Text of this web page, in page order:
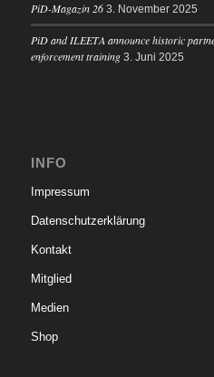
PiD-Magazin 26 3. November 2025
PiD and ILEETA announce historic
enforcement training 3. Juni 2025
INFO
Impressum
Datenschutzerklärung
Kontakt
Mitglied
Medien
Shop